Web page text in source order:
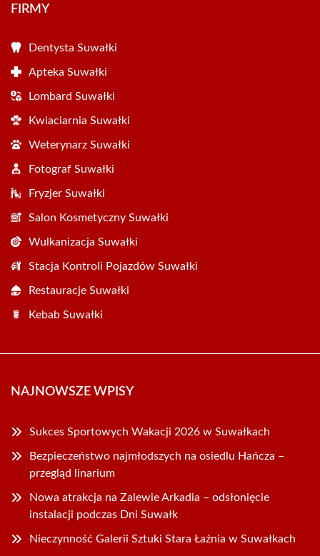
FIRMY
Dentysta Suwałki
Apteka Suwałki
Lombard Suwałki
Kwiaciarnia Suwałki
Weterynarz Suwałki
Fotograf Suwałki
Fryzjer Suwałki
Salon Kosmetyczny Suwałki
Wulkanizacja Suwałki
Stacja Kontroli Pojazdów Suwałki
Restauracje Suwałki
Kebab Suwałki
NAJNOWSZE WPISY
Sukces Sportowych Wakacji 2026 w Suwałkach
Bezpieczeństwo najmłodszych na osiedlu Hańcza –
przegląd linarium
Nowa atrakcja na Zalewie Arkadia – odsłonięcie
instalacji podczas Dni Suwałk
Nieczynność Galerii Sztuki Stara Łaźnia w Suwałkach